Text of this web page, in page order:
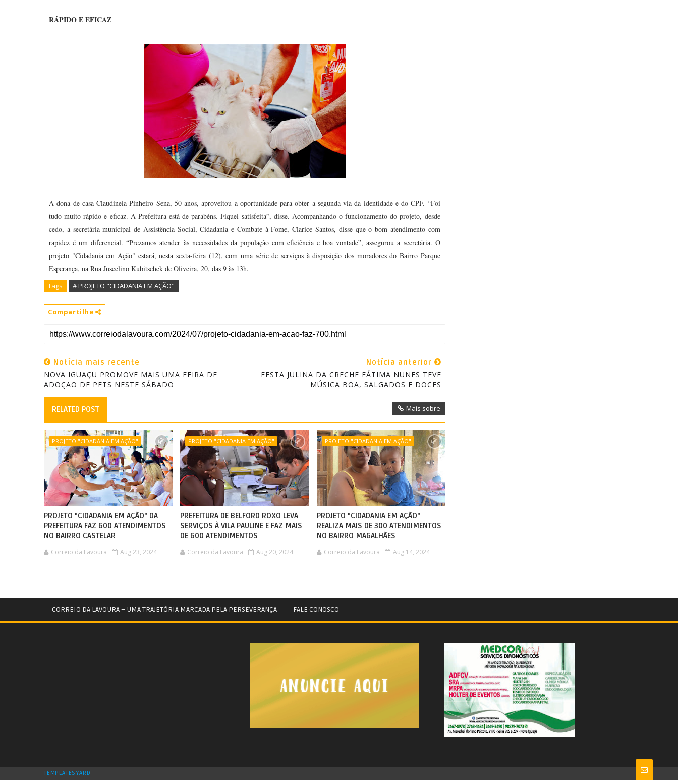
RÁPIDO E EFICAZ
A dona de casa Claudineia Pinheiro Sena, 50 anos, aproveitou a oportunidade para obter a segunda via da identidade e do CPF. “Foi
tudo muito rápido e eficaz. A Prefeitura está de parabéns. Fiquei satisfeita”, disse. Acompanhando o funcionamento do projeto, desde
cedo, a secretária municipal de Assistência Social, Cidadania e Combate à Fome, Clarice Santos, disse que o bom atendimento com
rapidez é um diferencial. “Prezamos atender às necessidades da população com eficiência e boa vontade”, assegurou a secretária. O
projeto "Cidadania em Ação" estará, nesta sexta-feira (12), com uma série de serviços à disposição dos moradores do Bairro Parque
Esperança, na Rua Juscelino Kubitschek de Oliveira, 20, das 9 às 13h.
Tags # PROJETO "CIDADANIA EM AÇÃO"
Compartilhe
Notícia mais recente
NOVA IGUAÇU PROMOVE MAIS UMA FEIRA DE
ADOÇÃO DE PETS NESTE SÁBADO
Notícia anterior
FESTA JULINA DA CRECHE FÁTIMA NUNES TEVE
MÚSICA BOA, SALGADOS E DOCES
RELATED POST Mais sobre
PROJETO "CIDADANIA EM AÇÃO"
PROJETO "CIDADANIA EM AÇÃO" DA
PREFEITURA FAZ 600 ATENDIMENTOS
NO BAIRRO CASTELAR
Correio da Lavoura Aug 23, 2024
PROJETO "CIDADANIA EM AÇÃO"
PREFEITURA DE BELFORD ROXO LEVA
SERVIÇOS À VILA PAULINE E FAZ MAIS
DE 600 ATENDIMENTOS
Correio da Lavoura Aug 20, 2024
PROJETO "CIDADANIA EM AÇÃO"
PROJETO "CIDADANIA EM AÇÃO"
REALIZA MAIS DE 300 ATENDIMENTOS
NO BAIRRO MAGALHÃES
Correio da Lavoura Aug 14, 2024
CORREIO DA LAVOURA – UMA TRAJETÓRIA MARCADA PELA PERSEVERANÇA FALE CONOSCO
TEMPLATESYARD